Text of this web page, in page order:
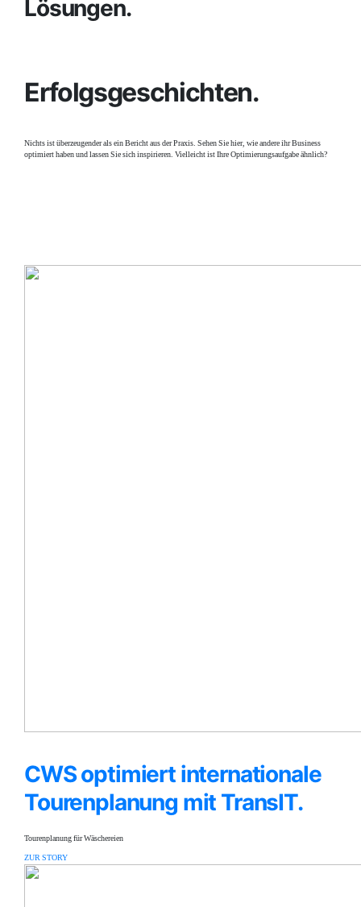
Lösungen.
Erfolgsgeschichten.
Nichts ist überzeugender als ein Bericht aus der Praxis. Sehen Sie hier, wie andere ihr Business
optimiert haben und lassen Sie sich inspirieren. Vielleicht ist Ihre Optimierungsaufgabe ähnlich?
CWS optimiert internationale
Tourenplanung mit TransIT.
Tourenplanung für Wäschereien
ZUR STORY